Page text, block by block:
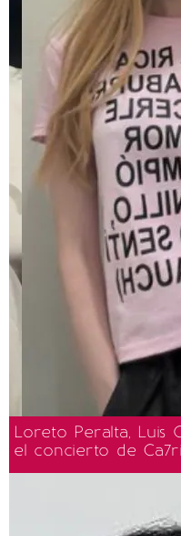
Loreto Peralta, Luis
el concierto de